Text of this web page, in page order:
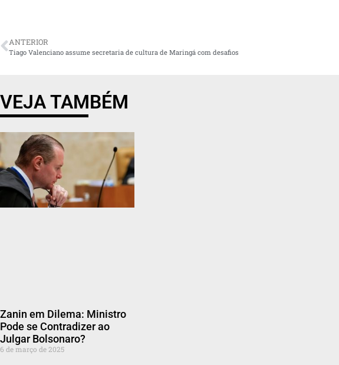
ANTERIOR
Tiago Valenciano assume secretaria de cultura de Maringá com desafios
VEJA TAMBÉM
Zanin em Dilema: Ministro
Pode se Contradizer ao
Julgar Bolsonaro?
6 de março de 2025